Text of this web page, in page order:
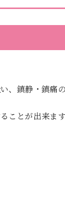
、鎮静・鎮痛
ことが出来ます